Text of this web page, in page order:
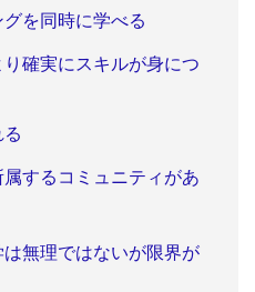
を同時に学べる
確実にスキルが身につ
するコミュニティがあ
無理ではないが限界が